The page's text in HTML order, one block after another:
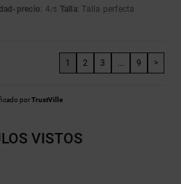
precio: 4/5 Talla: Talla perfecta
1 2 3 ... 9 >
porTrustVille
VISTOS